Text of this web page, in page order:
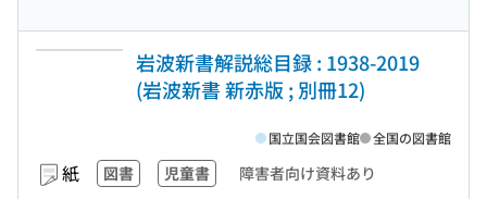
岩波新書解説総目録 : 1938-2019
(岩波新書 新赤版 ; 別冊12)
紙 図書 児童書 障害者向け資料あり
国立国会図書館 全国の図書館